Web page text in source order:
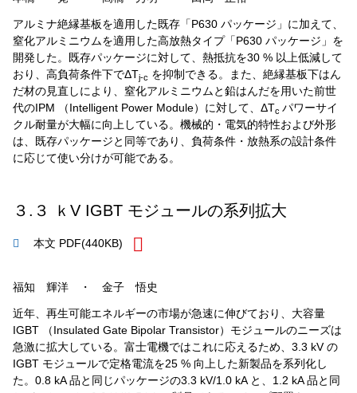
アルミナ絶縁基板を適用した既存「P630 パッケージ」に加えて、
窒化アルミニウムを適用した高放熱タイプ「P630 パッケージ」を
開発した。既存パッケージに対して、熱抵抗を30 % 以上低減して
おり、高負荷条件下でΔTj-c を抑制できる。また、絶縁基板下はん
だ材の見直しにより、窒化アルミニウムと鉛はんだを用いた前世
代のIPM （Intelligent Power Module）に対して、ΔTc パワーサイ
クル耐量が大幅に向上している。機械的・電気的特性および外形
は、既存パッケージと同等であり、負荷条件・放熱系の設計条件
に応じて使い分けが可能である。
３.３ ｋV IGBT モジュールの系列拡大
本文 PDF(440KB)
福知 輝洋 ・ 金子 悟史
近年、再生可能エネルギーの市場が急速に伸びており、大容量
IGBT （Insulated Gate Bipolar Transistor）モジュールのニーズは
急激に拡大している。富士電機ではこれに応えるため、3.3 kV の
IGBT モジュールで定格電流を25 % 向上した新製品を系列化し
た。0.8 kA 品と同じパッケージの3.3 kV/1.0 kA と、1.2 kA 品と同